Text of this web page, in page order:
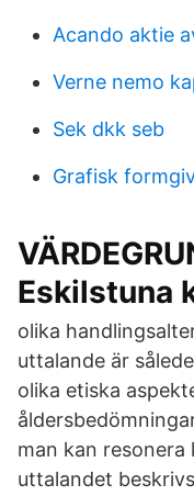
Acando aktie
Verne nemo
Sek dkk seb
Grafisk
Eskilstuna
olika
uttalande är
olika etiska
man kan resonera
uttalandet